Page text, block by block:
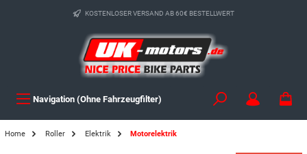
KOSTENLOSER VERSAND AB 60€ BESTELLWERT
Navigation (Ohne Fahrzeugfilter)
Home Roller Elektrik Motorelektrik